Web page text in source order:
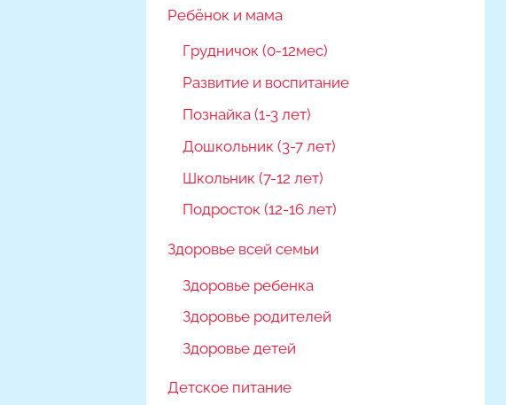
Ребёнок и мама
Грудничок (0-12мес)
Развитие и воспитание
Познайка (1-3 лет)
Дошкольник (3-7 лет)
Школьник (7-12 лет)
Подросток (12-16 лет)
Здоровье всей семьи
Здоровье ребенка
Здоровье родителей
Здоровье детей
Детское питание